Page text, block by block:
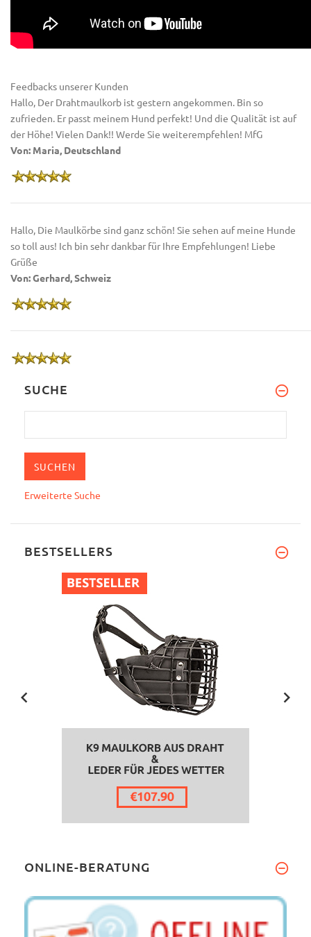
Feedbacks unserer Kunden
Hallo, Der Drahtmaulkorb ist gestern angekommen. Bin so
zufrieden. Er passt meinem Hund perfekt! Und die Qualität ist auf
der Höhe! Vielen Dank!! Werde Sie weiterempfehlen! MfG
Von: Maria, Deutschland
Hallo, Die Maulkörbe sind ganz schön! Sie sehen auf meine Hunde
so toll aus! Ich bin sehr dankbar für Ihre Empfehlungen! Liebe
Grüße
Von: Gerhard, Schweiz
SUCHE
Erweiterte Suche
BESTSELLERS
ONLINE-BERATUNG